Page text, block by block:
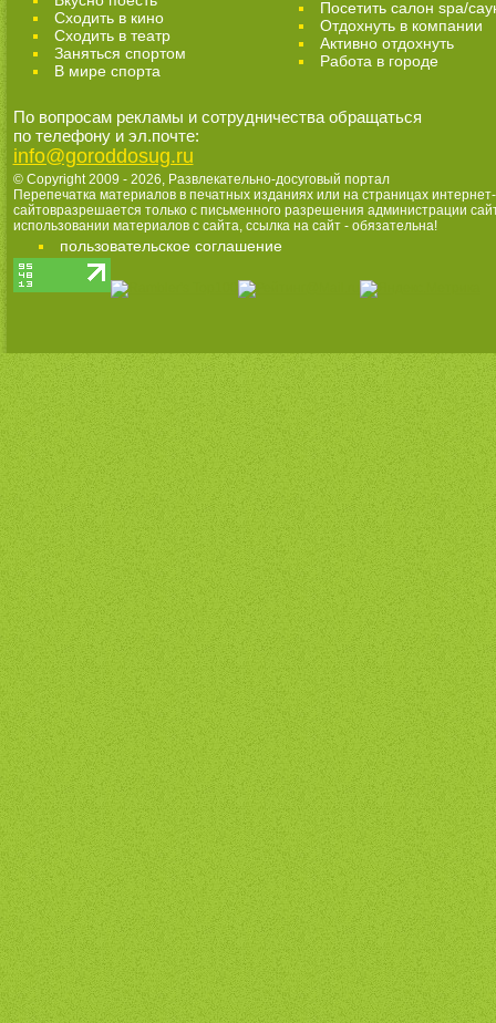
Сходить в кино
Cходить в театр
Заняться спортом
В мире спорта
Посетить салон spa/
Отдохнуть в компании
Активно отдохнуть
Работа в городе
По вопросам рекламы и сотрудничества обращаться
по телефону и эл.почте:
info@goroddosug.ru
© Copyright 2009 - 2026, Развлекательно-досуговый портал
Перепечатка материалов в печатных изданиях или на страницах интернет-
сайтовразрешается только с письменного разрешения администрации
использовании материалов с сайта, ссылка на сайт - обязательна!
пользовательское соглашение